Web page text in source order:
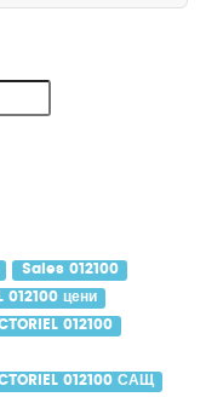
Sales 012100
012100 цени
012100
012100 САЩ